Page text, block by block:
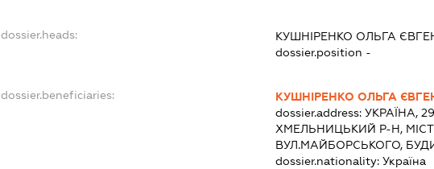
dossier.heads: КУШНІРЕНКО ОЛЬГА
dossier.position -
dossier.beneficiaries:
КУШНІРЕНКО ОЛЬГА
dossier.address: УКРАЇНА,
ХМЕЛЬНИЦЬКИЙ Р-Н,
ВУЛ.МАЙБОРСЬКОГО,
dossier.nationality: Україна